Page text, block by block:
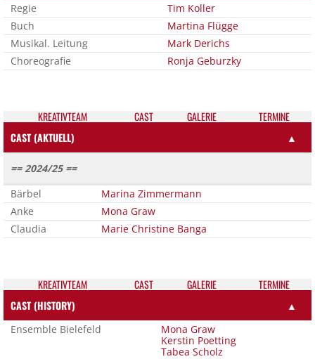
Regie
Tim Koller
Buch
Martina Flügge
Musikal. Leitung
Mark Derichs
Choreografie
Ronja Geburzky
KREATIV­TEAM CAST GALE­RIE
TER­MI­NE
CAST (AKTUELL)
▲
== 2024/25 ==
Bärbel
Marina Zimmermann
Anke
Mona Graw
Claudia
Marie Christine Banga
KREATIV­TEAM CAST GALE­RIE
TER­MI­NE
CAST (HISTORY)
▲
Ensemble Bielefeld
Mona Graw
Kerstin Poetting
Tabea Scholz